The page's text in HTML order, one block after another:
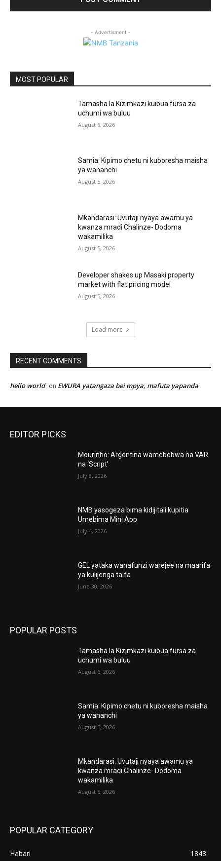
- Advertisment -
MOST POPULAR
Tamasha la Kizimkazi kuibua fursa za
uchumi wa buluu
August 6, 2026
Samia: Kipimo chetu ni kuboresha maisha
ya wananchi
August 5, 2026
Mkandarasi: Uvutaji nyaya awamu ya
kwanza mradi Chalinze- Dodoma
wakamilika
August 5, 2026
Developer shakes up Masaki property
market with flat pricing model
August 5, 2026
Load more
RECENT COMMENTS
hello world on EWURA yatangaza bei mpya, mafuta yapanda
EDITOR PICKS
Mourinho: Argentina wamebebwa na VAR
na ‘Script’
July 8, 2026
NMB yasogeza bima kidijitali kupitia
Umebima Mini App
July 4, 2026
GEL yataka wanafunzi warejee na maarifa
ya kulijenga taifa
June 30, 2026
POPULAR POSTS
Tamasha la Kizimkazi kuibua fursa za
uchumi wa buluu
August 6, 2026
Samia: Kipimo chetu ni kuboresha maisha
ya wananchi
August 5, 2026
Mkandarasi: Uvutaji nyaya awamu ya
kwanza mradi Chalinze- Dodoma
wakamilika
August 5, 2026
POPULAR CATEGORY
Habari
1848